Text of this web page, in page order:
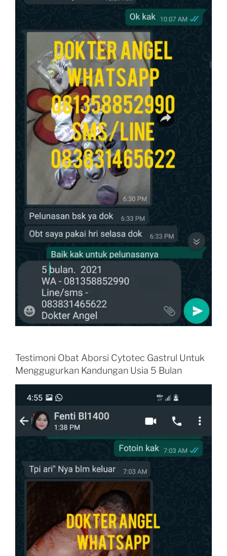
Testimoni Obat Aborsi Cytotec Gastrul Untuk
Menggugurkan Kandungan Usia 5 Bulan